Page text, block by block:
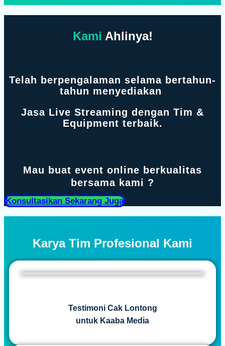
Kami Ahlinya!
Telah berpengalaman selama bertahun-
tahun menyediakan
Jasa Live Streaming dengan Tim &
Equipment terbaik.
Mau buat event online berkualitas
bersama kami ?
Konsultasikan Sekarang Juga
Karya Tim Profesional Kami
Testimoni Cak Lontong
untuk Kaaba Media